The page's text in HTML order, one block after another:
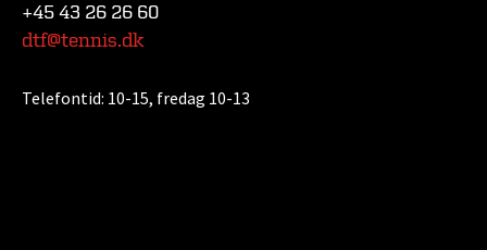
+45 43 26 26 60
dtf@tennis.dk
Telefontid: 10-15, fredag 10-13